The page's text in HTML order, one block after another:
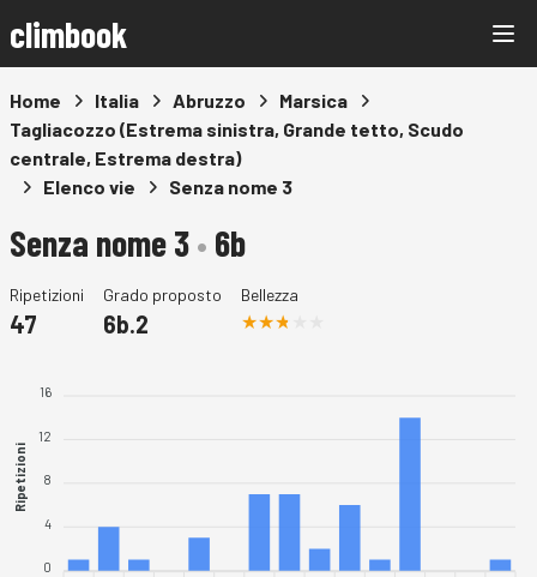
climbook
Home Italia Abruzzo
Marsica
Tagliacozzo (Estrema sinistra, Grande tetto, Scudo
centrale, Estrema destra)
Elenco vie
Senza nome 3
Senza nome 3• 6b
Ripetizioni
47
Grado proposto
6b.2
Bellezza
16
12
8
4
0
Ripetizioni